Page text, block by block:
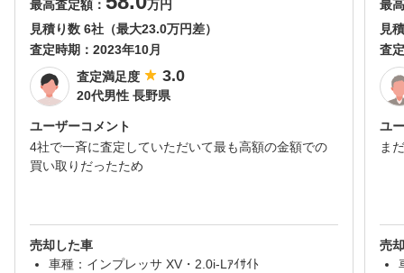
最高査定額：
万円
見積り数 6社（最大23.0万円差）
査定時期： 2023年10月
査定満足度
3.0
20代男性 長野県
ユーザーコメント
4社で一斉に査定していただいて最も高額の金額での
買い取りだったため
売却した車
車種：インプレッサ XV・2.0i-Lｱｲｻｲﾄ
最
見
査
ユ
ま
売